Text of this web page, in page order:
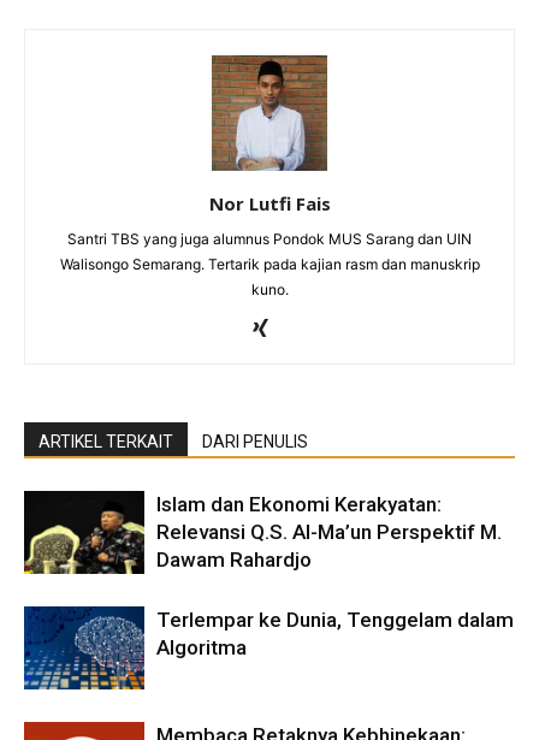
Nor Lutfi Fais
Santri TBS yang juga alumnus Pondok MUS Sarang dan UIN
Walisongo Semarang. Tertarik pada kajian rasm dan manuskrip
kuno.
ARTIKEL TERKAIT DARI PENULIS
Islam dan Ekonomi Kerakyatan:
Relevansi Q.S. Al-Ma’un Perspektif M.
Dawam Rahardjo
Terlempar ke Dunia, Tenggelam dalam
Algoritma
Membaca Retaknya Kebhinekaan: